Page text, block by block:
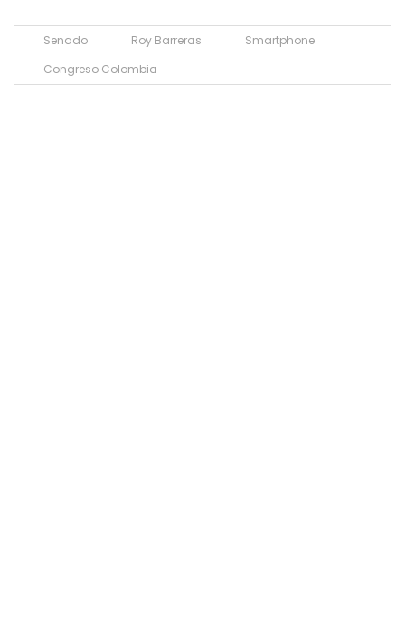
Senado Roy Barreras
Smartphone
Congreso Colombia